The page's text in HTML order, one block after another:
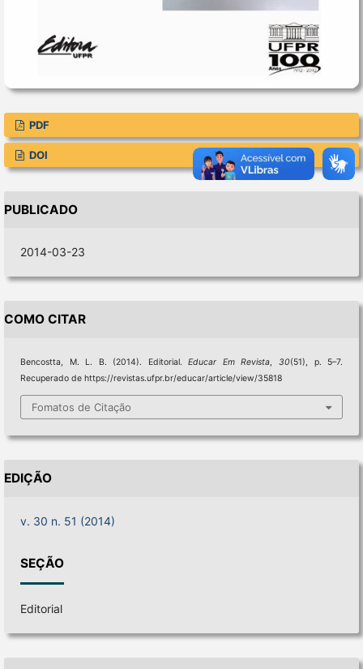
PDF
DOI
PUBLICADO
2014-03-23
COMO CITAR
Bencostta, M. L. B. (2014). Editorial.Educar Em Revista, 30(51), p. 5–7.
Recuperado de https://revistas.ufpr.br/educar/article/view/35818
Fomatos de Citação
EDIÇÃO
v. 30 n. 51 (2014)
SEÇÃO
Editorial